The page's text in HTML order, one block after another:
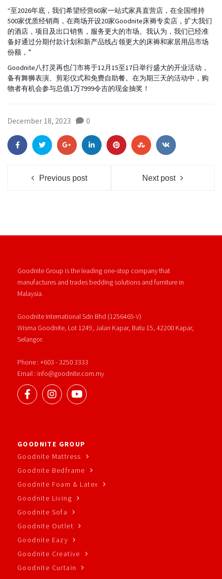
“至2026年底，我们希望经营60家一站式家具直营店，在全国维持
500家优质经销商，在商场开设20家Goodnite床褥专卖店，扩大我们
的酒店，项目及出口销售，服务更大的市场。我认为，我们已经准
备好通过分期付款计划和新产品线占领更大的床褥和家居用品市场
份额，”
Goodnite八打灵再也门市将于12月15至17日举行盛大的开业活动，
备有舞狮表演、剪彩仪式和免费自助餐。在为期三天的活动中，购
物者有机会参与总值1万7999令吉的现金抽奖！
December 18, 2023 0
Previous post Next post
Goodnite Group is the leading one-stop company that
manufactures and trades bedding solutions and furniture in
Malaysia.
Goodnite International Sdn Bhd (1256465-V)
Wisma Goodnite, Lot 1249, Jalan Kapar, Batu 15, 42200 Kapar,
Selangor.
Phone : +603 - 3250 3333
Email : info@goodnite.com.my
GOODNITE GROUP
Goodnite Mattress
Goodnite Bedframe
Goodnite Foam & Latex
Goodnite Living
Goodnite Sofa
Goodnite Outlet
Goodnite Eazy
Goodnite Creative
Goodnite Curtain